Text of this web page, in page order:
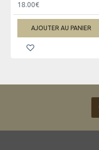
18.00€
AJOUTER AU PANIER